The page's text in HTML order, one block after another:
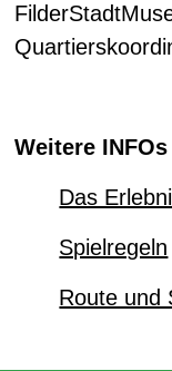
Weitere
Das
Spielregeln
Route und